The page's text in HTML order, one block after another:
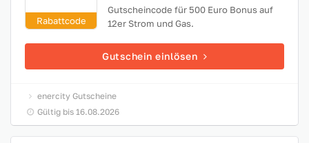
Rabattcode
Gutscheincode für 500 Euro Bonus auf
12er Strom und Gas.
Gutschein einlösen
enercity Gutscheine
Gültig bis 16.08.2026